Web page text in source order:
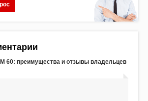
60: преимущества и отзывы владельцев